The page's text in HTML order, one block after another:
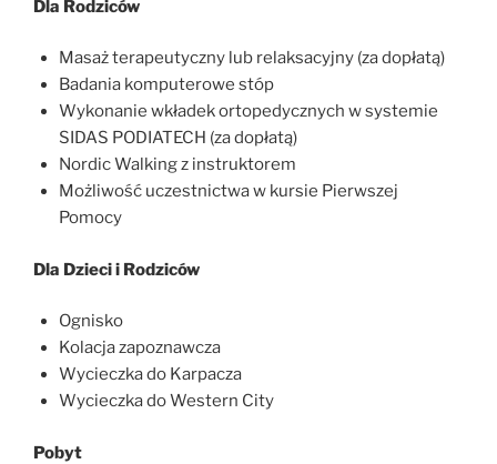
Dla Rodziców
Masaż terapeutyczny lub relaksacyjny (za dopłatą)
Badania komputerowe stóp
Wykonanie wkładek ortopedycznych w systemie
SIDAS PODIATECH (za dopłatą)
Nordic Walking z instruktorem
Możliwość uczestnictwa w kursie Pierwszej
Pomocy
Dla Dzieci i Rodziców
Ognisko
Kolacja zapoznawcza
Wycieczka do Karpacza
Wycieczka do Western City
Pobyt